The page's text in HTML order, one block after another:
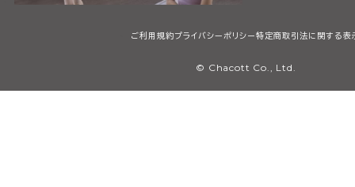
ご利用規約プライバシーポリシー特定商取引法に関する表
© Chacott Co., Ltd.